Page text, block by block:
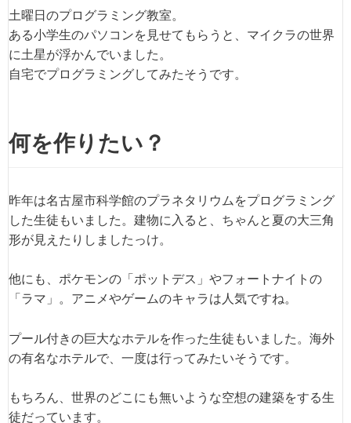
土曜日のプログラミング教室。
ある小学生のパソコンを見せてもらうと、マイクラの世界
に土星が浮かんでいました。
自宅でプログラミングしてみたそうです。
何を作りたい？
昨年は名古屋市科学館のプラネタリウムをプログラミング
した生徒もいました。建物に入ると、ちゃんと夏の大三角
形が見えたりしましたっけ。
他にも、ポケモンの「ポットデス」やフォートナイトの
「ラマ」。アニメやゲームのキャラは人気ですね。
プール付きの巨大なホテルを作った生徒もいました。海外
の有名なホテルで、一度は行ってみたいそうです。
もちろん、世界のどこにも無いような空想の建築をする生
徒だっています。